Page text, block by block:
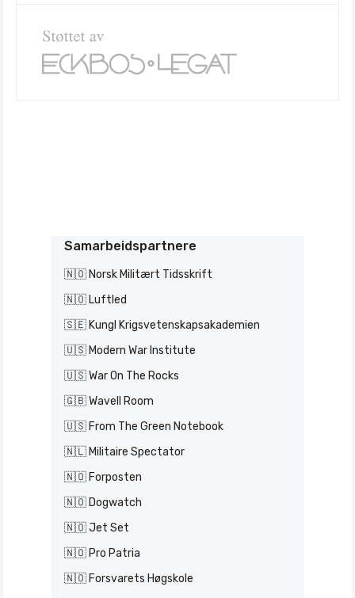
Samarbeidspartnere
🇳🇴 Norsk Militært Tidsskrift
🇳🇴 Luftled
🇸🇪 Kungl Krigsvetenskapsakademien
🇺🇸 Modern War Institute
🇺🇸 War On The Rocks
🇬🇧 Wavell Room
🇺🇸 From The Green Notebook
🇳🇱 Militaire Spectator
🇳🇴 Forposten
🇳🇴 Dogwatch
🇳🇴 Jet Set
🇳🇴 Pro Patria
🇳🇴 Forsvarets Høgskole